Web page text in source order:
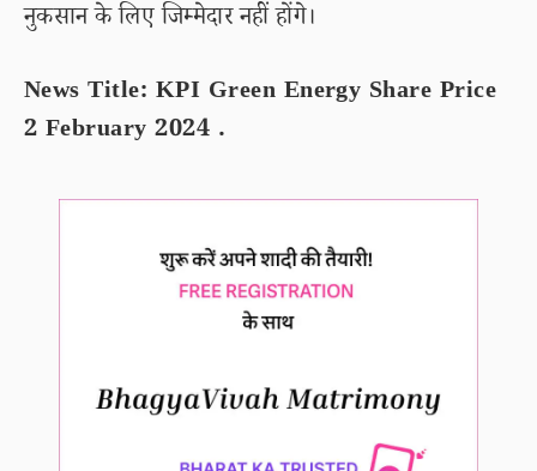
नुकसान के लिए जिम्मेदार नहीं होंगे।
News Title: KPI Green Energy Share Price
2 February 2024 .